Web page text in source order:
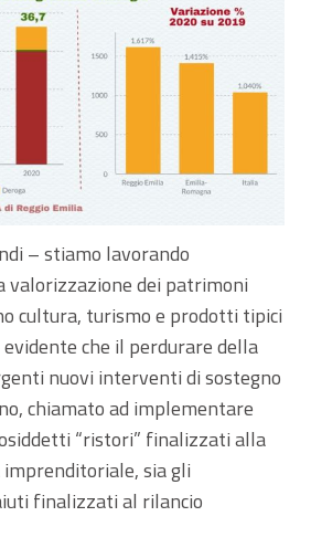
– stiamo lavorando
valorizzazione dei patrimoni
cultura, turismo e prodotti tipici
che il perdurare della
nuovi interventi di sostegno
chiamato ad implementare
“ristori” finalizzati alla
sia gli
finalizzati al rilancio